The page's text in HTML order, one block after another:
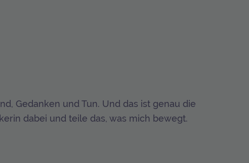
Gedanken und Tun. Und das ist genau die
dabei und teile das, was mich bewegt.